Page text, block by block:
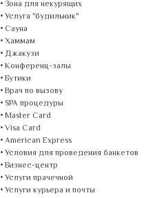
• Зона для некурящих
• Услуга "будильник"
• Сауна
• Хаммам
• Джакузи
• Конференц-залы
• Бутики
• Врач по вызову
• SPA процедуры
• Master Card
• Visa Card
• American Express
• Условия для проведения банкетов
• Бизнес-центр
• Услуги прачечной
• Услуги курьера и почты